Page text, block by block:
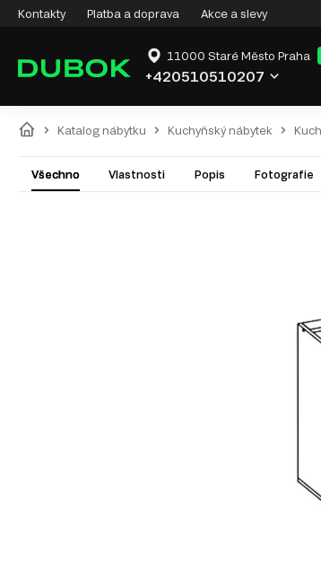
Kontakty Platba a doprava Akce a slevy
11000 Staré Město Praha
+420510510207
Katalog nábytku Kuchyňský nábytek
Všechno Vlastnosti Popis Fotografie